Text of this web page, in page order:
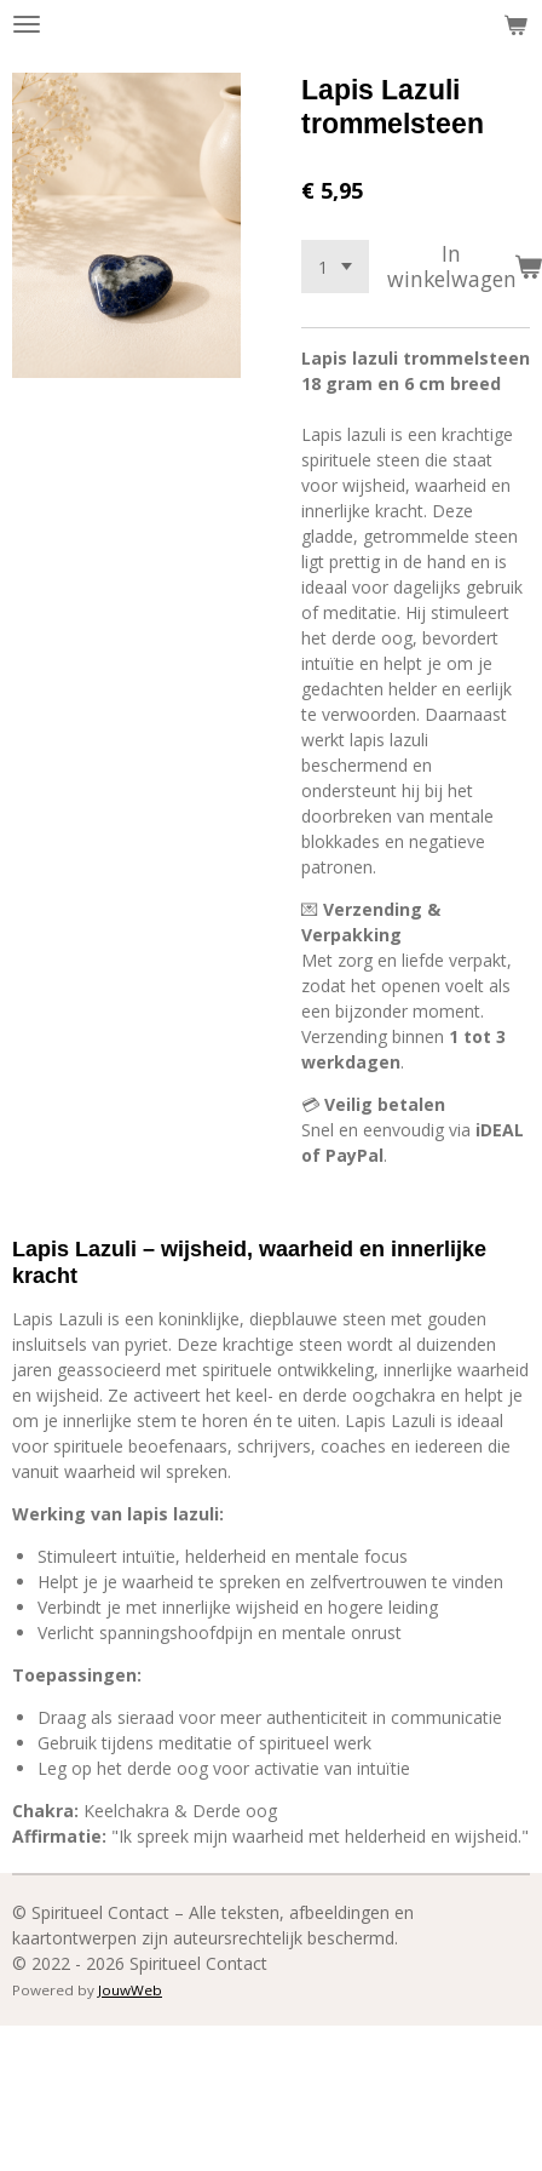
Ga
naar
de
hoofdinhoud
Lapis Lazuli
trommelsteen
€ 5,95
In
winkelwagen
Lapis lazuli trommelsteen
18 gram en 6 cm breed
Lapis lazuli is een krachtige
spirituele steen die staat
voor wijsheid, waarheid en
innerlijke kracht. Deze
gladde, getrommelde steen
ligt prettig in de hand en is
ideaal voor dagelijks gebruik
of meditatie. Hij stimuleert
het derde oog, bevordert
intuïtie en helpt je om je
gedachten helder en eerlijk
te verwoorden. Daarnaast
werkt lapis lazuli
beschermend en
ondersteunt hij bij het
doorbreken van mentale
blokkades en negatieve
patronen.
💌 Verzending &
Verpakking
Met zorg en liefde verpakt,
zodat het openen voelt als
een bijzonder moment.
Verzending binnen 1 tot 3
werkdagen.
💳 Veilig betalen
Snel en eenvoudig via iDEAL
of PayPal.
Lapis Lazuli – wijsheid, waarheid en innerlijke
kracht
Lapis Lazuli is een koninklijke, diepblauwe steen met gouden
insluitsels van pyriet. Deze krachtige steen wordt al duizenden
jaren geassocieerd met spirituele ontwikkeling, innerlijke waarheid
en wijsheid. Ze activeert het keel- en derde oogchakra en helpt je
om je innerlijke stem te horen én te uiten. Lapis Lazuli is ideaal
voor spirituele beoefenaars, schrijvers, coaches en iedereen die
vanuit waarheid wil spreken.
Werking van lapis lazuli:
Stimuleert intuïtie, helderheid en mentale focus
Helpt je je waarheid te spreken en zelfvertrouwen te vinden
Verbindt je met innerlijke wijsheid en hogere leiding
Verlicht spanningshoofdpijn en mentale onrust
Toepassingen:
Draag als sieraad voor meer authenticiteit in communicatie
Gebruik tijdens meditatie of spiritueel werk
Leg op het derde oog voor activatie van intuïtie
Chakra: Keelchakra & Derde oog
Affirmatie: "Ik spreek mijn waarheid met helderheid en wijsheid."
© Spiritueel Contact – Alle teksten, afbeeldingen en
kaartontwerpen zijn auteursrechtelijk beschermd.
© 2022 - 2026 Spiritueel Contact
Powered by JouwWeb